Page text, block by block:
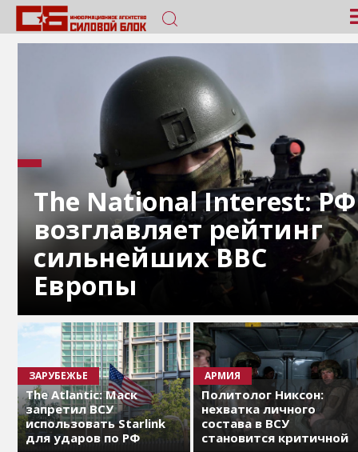
The National Interest: РФ
возглавляет рейтинг
сильнейших ВВС
Европы
ЗАРУБЕЖЬЕ
The Atlantic: Маск
запретил ВСУ
использовать Starlink
для ударов по РФ
АРМИЯ
Политолог Никсон:
нехватка личного
состава в ВСУ
становится критичной